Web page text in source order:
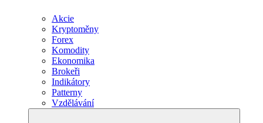
Akcie
Kryptoměny
Forex
Komodity
Ekonomika
Brokeři
Indikátory
Patterny
Vzdělávání